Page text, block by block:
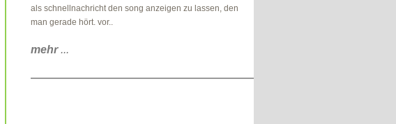
als schnellnachricht den song anzeigen zu lassen, den
man gerade hört. vor..
mehr...